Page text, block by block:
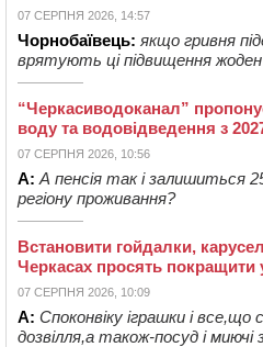
07 СЕРПНЯ 2026, 14:57
Чорнобаївець: якщо гривня
врятують ці підвищення
“Черкасиводоканал”
воду та водовідведення з
07 СЕРПНЯ 2026, 10:56
А: А пенсія так і залишиться
регіону проживання?
Встановити гойдалки,
Черкасах просять покращити
07 СЕРПНЯ 2026, 10:09
А: Споконвіку іграшки і
дозвілля,а також-посуд і миючі